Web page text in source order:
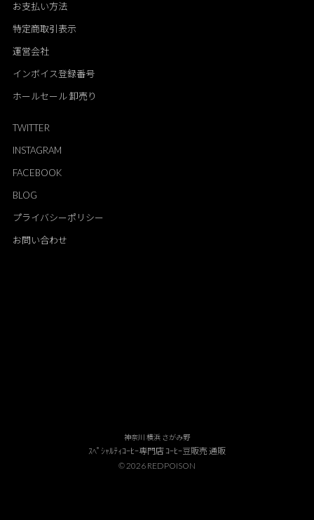
お支払い方法
特定商取引表示
運営会社
インボイス登録番号
ホールセール 卸売り
TWITTER
INSTAGRAM
FACEBOOK
BLOG
プライバシーポリシー
お問い合わせ
神奈川 横浜 さがみ野
ｽﾍﾟｼｬﾙﾃｨｺｰﾋｰ専門店 ｺｰﾋｰ豆販売 通販
© 2026 REDPOISON